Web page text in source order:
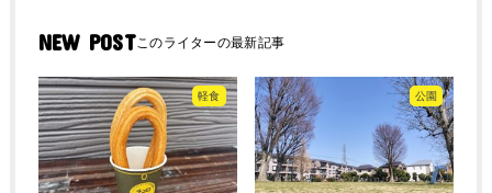
NEW POST
軽食 公園